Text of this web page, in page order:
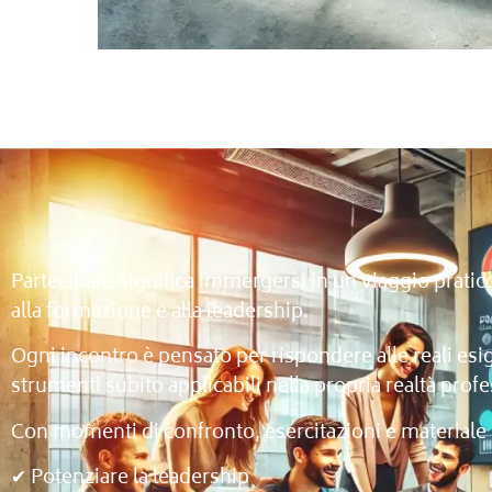
Partecipare significa immergersi in un viaggio
alla formazione e alla leadership.
Ogni incontro è pensato per rispondere alle reali
strumenti subito applicabili nella propria realtà
Con momenti di confronto, esercitazioni e
✔ Potenziare la leadership